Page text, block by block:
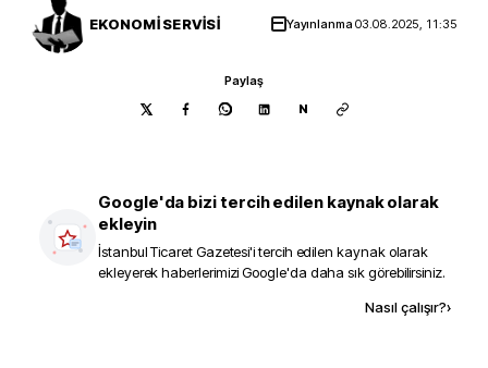
EKONOMİ SERVİSİ Yayınlanma03.08.2025, 11:35
Paylaş
N
Google'da bizi tercih edilen kaynak olarak
ekleyin
İstanbul Ticaret Gazetesi'i tercih edilen kaynak olarak
ekleyerek haberlerimizi Google'da daha sık görebilirsiniz.
Nasıl çalışır?›